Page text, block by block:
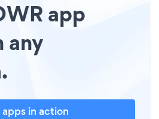
app
any
apps in action